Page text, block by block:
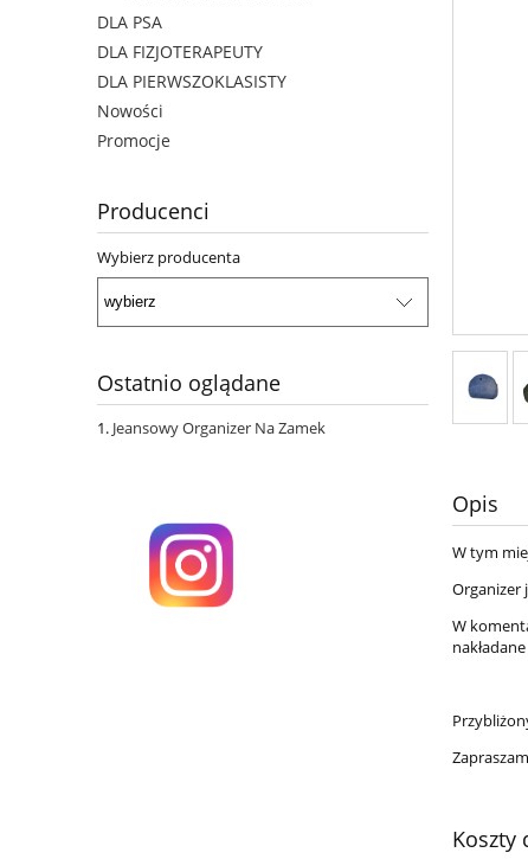
DLA PSA
DLA FIZJOTERAPEUTY
DLA PIERWSZOKLASISTY
Nowości
Promocje
Producenci
Wybierz producenta
Ostatnio oglądane
Jeansowy Organizer Na Zamek
Opis
W tym
Organizer
W
Zapraszam
Koszty